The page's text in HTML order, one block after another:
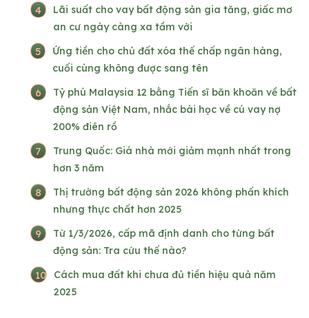
4
Lãi suất cho vay bất động sản gia tăng, giấc mơ
an cư ngày càng xa tầm với
5
Ứng tiền cho chủ đất xóa thế chấp ngân hàng,
cuối cùng không được sang tên
6
Tỷ phú Malaysia 12 bằng Tiến sĩ băn khoăn về bất
động sản Việt Nam, nhắc bài học về cú vay nợ
200% điên rồ
7
Trung Quốc: Giá nhà mới giảm mạnh nhất trong
hơn 3 năm
8
Thị trường bất động sản 2026 không phấn khích
nhưng thực chất hơn 2025
9
Từ 1/3/2026, cấp mã định danh cho từng bất
động sản: Tra cứu thế nào?
10
Cách mua đất khi chưa đủ tiền hiệu quả năm
2025